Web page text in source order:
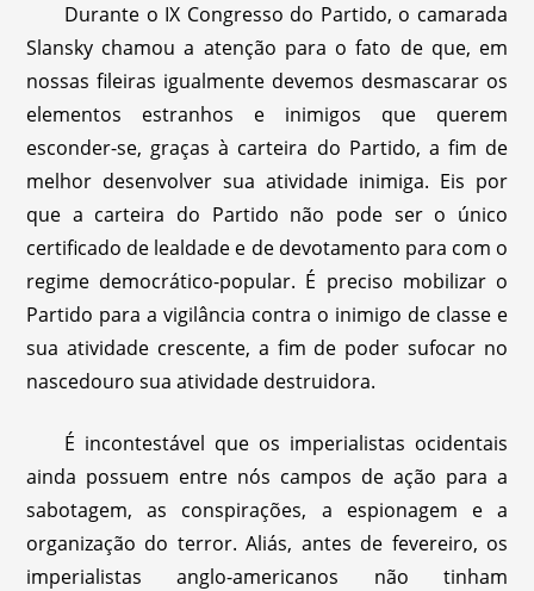
Durante o IX Congresso do Partido, o camarada
Slansky chamou a atenção para o fato de que, em
nossas fileiras igualmente devemos desmascarar os
elementos estranhos e inimigos que querem
esconder-se, graças à carteira do Partido, a fim de
melhor desenvolver sua atividade inimiga. Eis por
que a carteira do Partido não pode ser o único
certificado de lealdade e de devotamento para com o
regime democrático-popular. É preciso mobilizar o
Partido para a vigilância contra o inimigo de classe e
sua atividade crescente, a fim de poder sufocar no
nascedouro sua atividade destruidora.
É incontestável que os imperialistas ocidentais
ainda possuem entre nós campos de ação para a
sabotagem, as conspirações, a espionagem e a
organização do terror. Aliás, antes de fevereiro, os
imperialistas anglo-americanos não tinham